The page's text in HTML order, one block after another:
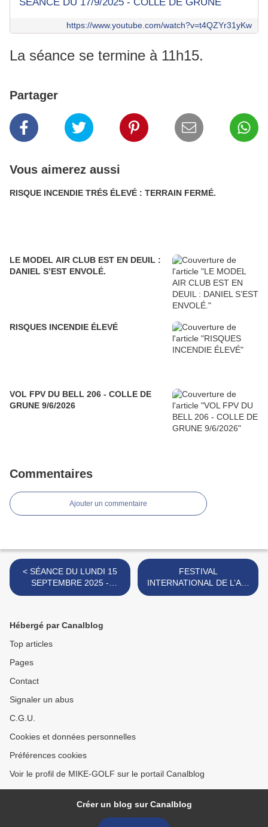
https://www.youtube.com/watch?v=t4QZYr31yKw
La séance se termine à 11h15.
Partager
Vous aimerez aussi
RISQUE INCENDIE TRÉS ÉLEVÉ : TERRAIN FERMÉ.
LE MODEL AIR CLUB EST EN DEUIL :
DANIEL S’EST ENVOLÉ.
RISQUES INCENDIE ÉLEVÉ
VOL FPV DU BELL 206 - COLLE DE
GRUNE 9/6/2026
Commentaires
Ajouter un commentaire
< SÉANCE DU LUNDI 15
SEPTEMBRE 2025 -
COLLE DE GRUNE.
FESTIVAL
INTERNATIONAL DE L’AIR
2025 - BASE NATURE -
Hébergé par Canalblog
Top articles
Pages
Contact
Signaler un abus
C.G.U.
Cookies et données personnelles
Préférences cookies
Voir le profil de MIKE-GOLF sur le portail Canalblog
Créer un blog sur Canalblog